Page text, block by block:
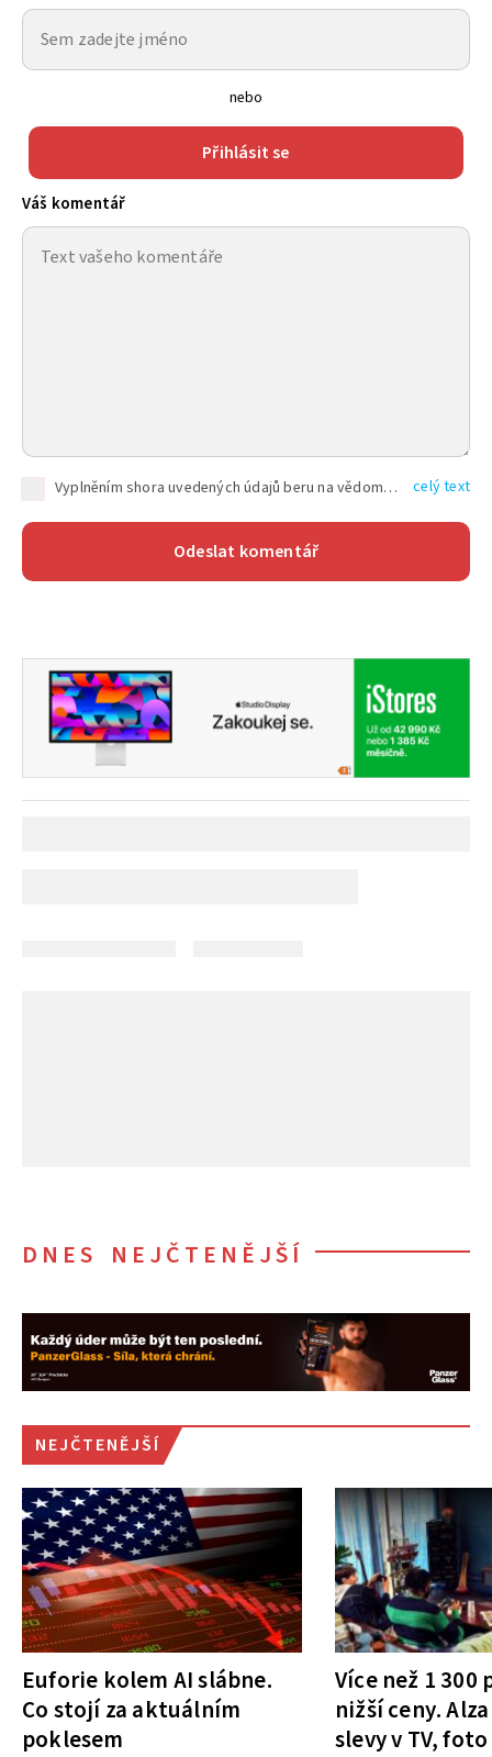
nebo
Přihlásit se
Váš komentář
Vyplněním shora uvedených údajů beru na vědomí, že společnost TEXT FACTORY s.r.o., sídlem Brno, Durďákova 336/29, Černá Pole, PSČ: 613 00, IČ: 06157831, zapsané u Krajského soudu v Brně, oddíl C, vložka 100399, bude zpracovávat mé osobní údaje uvedené v rámci mnou vyplněného registračního formuláře na základě oprávněných zájmů TEXT FACTORY s.r.o. dle čl. 6 odst. 1 písm. f) GDPR a pro splnění právních povinností (čl. 6 odst. 1 písm. c) GDPR), a to pro tyto účely: nezbytnost zajistit oprávnění návštěvníka webových stránek provozovaných společností TEXT FACTORY s.r.o. přispívat aktivně ke zveřejněným článkům nebo v rámci diskusních fór a výkon práv TEXT FACTORY s.r.o. jako administrátora těchto diskusních fór. Více informací o zpracování osobních údajů a právech lze nalézt v celý text
DNES NEJČTENĚJŠÍ
NEJČTENĚJŠÍ
Euforie kolem AI slábne.
Co stojí za aktuálním
poklesem
Více než 1
nižší ceny.
slevy v TV,